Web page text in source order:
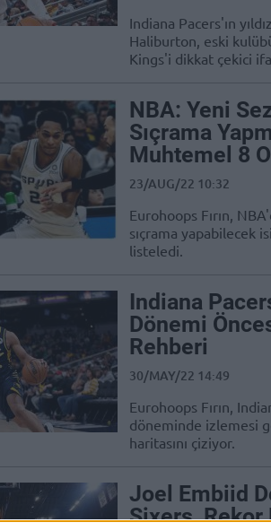
Indiana Pacers'ın
Haliburton, eski
Kings'i dikkat çekici
NBA: Yeni
Sıçrama
Muhtemel 8
23/AUG/22 10:32
Eurohoops Fırın,
sıçrama yapabilecek
listeledi.
Indiana
Dönemi
Rehberi
30/MAY/22 14:49
Eurohoops Fırın,
döneminde izlemesi
haritasını çiziyor.
Joel Embiid
Sixers, Rekor